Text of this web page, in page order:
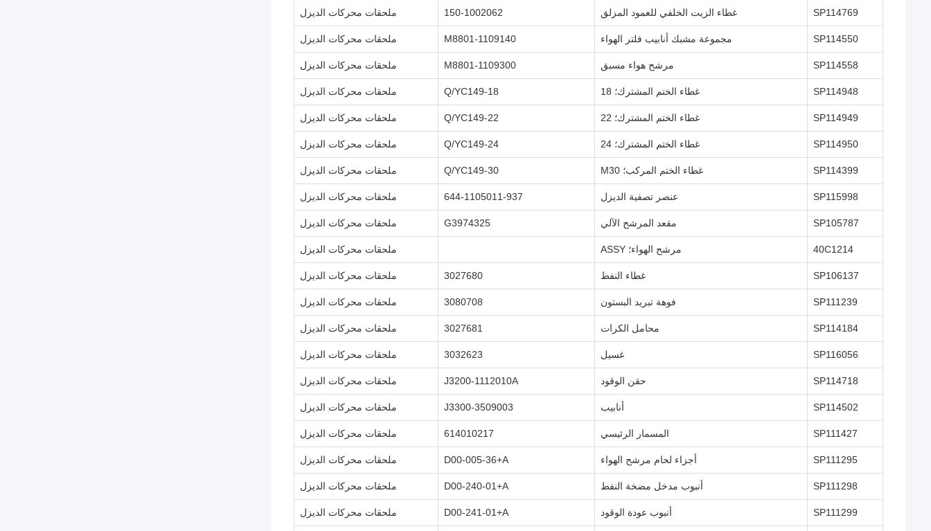
SP114769 غطاء الزيت الخلفي للعمود المزلق 150-1002062 ملحقات محركات الديزل
SP114550 مجموعة مشبك أنابيب فلتر الهواء M8801-1109140 ملحقات محركات الديزل
SP114558 مرشح هواء مسبق M8801-1109300 ملحقات محركات الديزل
SP114948 غطاء الختم المشترك؛ 18 Q/YC149-18 ملحقات محركات الديزل
SP114949 غطاء الختم المشترك؛ 22 Q/YC149-22 ملحقات محركات الديزل
SP114950 غطاء الختم المشترك؛ 24 Q/YC149-24 ملحقات محركات الديزل
SP114399 غطاء الختم المركب؛ M30 Q/YC149-30 ملحقات محركات الديزل
SP115998 عنصر تصفية الديزل 644-1105011-937 ملحقات محركات الديزل
SP105787 مقعد المرشح الآلي G3974325 ملحقات محركات الديزل
40C1214 مرشح الهواء؛ ASSY ملحقات محركات الديزل
SP106137 غطاء النفط 3027680 ملحقات محركات الديزل
SP111239 فوهة تبريد البستون 3080708 ملحقات محركات الديزل
SP114184 محامل الكرات 3027681 ملحقات محركات الديزل
SP116056 غسيل 3032623 ملحقات محركات الديزل
SP114718 حقن الوقود J3200-1112010A ملحقات محركات الديزل
SP114502 أنابيب J3300-3509003 ملحقات محركات الديزل
SP111427 المسمار الرئيسي 614010217 ملحقات محركات الديزل
SP111295 أجزاء لحام مرشح الهواء D00-005-36+A ملحقات محركات الديزل
SP111298 أنبوب مدخل مضخة النفط D00-240-01+A ملحقات محركات الديزل
SP111299 أنبوب عودة الوقود D00-241-01+A ملحقات محركات الديزل